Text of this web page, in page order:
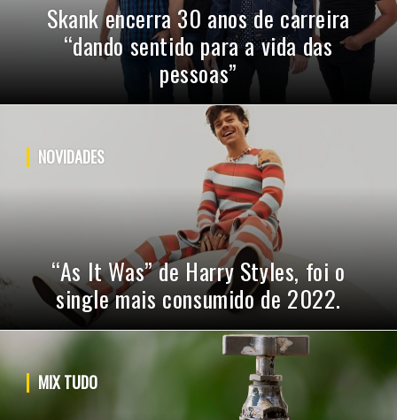
Skank encerra 30 anos de carreira
“dando sentido para a vida das
pessoas”
NOVIDADES
“As It Was” de Harry Styles, foi o
single mais consumido de 2022.
MIX TUDO